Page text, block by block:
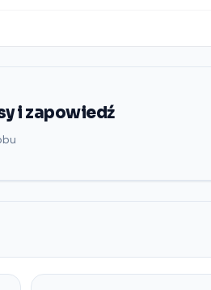
i zapowiedź